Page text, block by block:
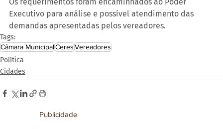
Executivo para análise e possível atendimento das
demandas apresentadas pelos vereadores.
Tags:
Câmara MunicipalCeresVereadores
Política
Cidades
Publicidade